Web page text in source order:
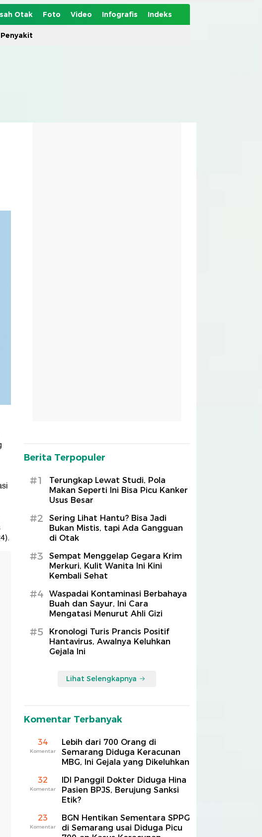
Otak Foto Video Infografis Indeks
Berita Terpopuler
#1
Terungkap Lewat Studi, Pola
Makan Seperti Ini Bisa Picu Kanker
Usus Besar
#2
Sering Lihat Hantu? Bisa Jadi
Bukan Mistis, tapi Ada Gangguan
di Otak
#3
Sempat Menggelap Gegara Krim
Merkuri, Kulit Wanita Ini Kini
Kembali Sehat
#4
Waspadai Kontaminasi Berbahaya
Buah dan Sayur, Ini Cara
Mengatasi Menurut Ahli Gizi
#5
Kronologi Turis Prancis Positif
Hantavirus, Awalnya Keluhkan
Gejala Ini
Lihat Selengkapnya
Komentar Terbanyak
34
Komentar
Lebih dari 700 Orang di
Semarang Diduga Keracunan
MBG, Ini Gejala yang Dikeluhkan
32
Komentar
IDI Panggil Dokter Diduga Hina
Pasien BPJS, Berujung Sanksi
Etik?
23
Komentar
BGN Hentikan Sementara SPPG
di Semarang usai Diduga Picu